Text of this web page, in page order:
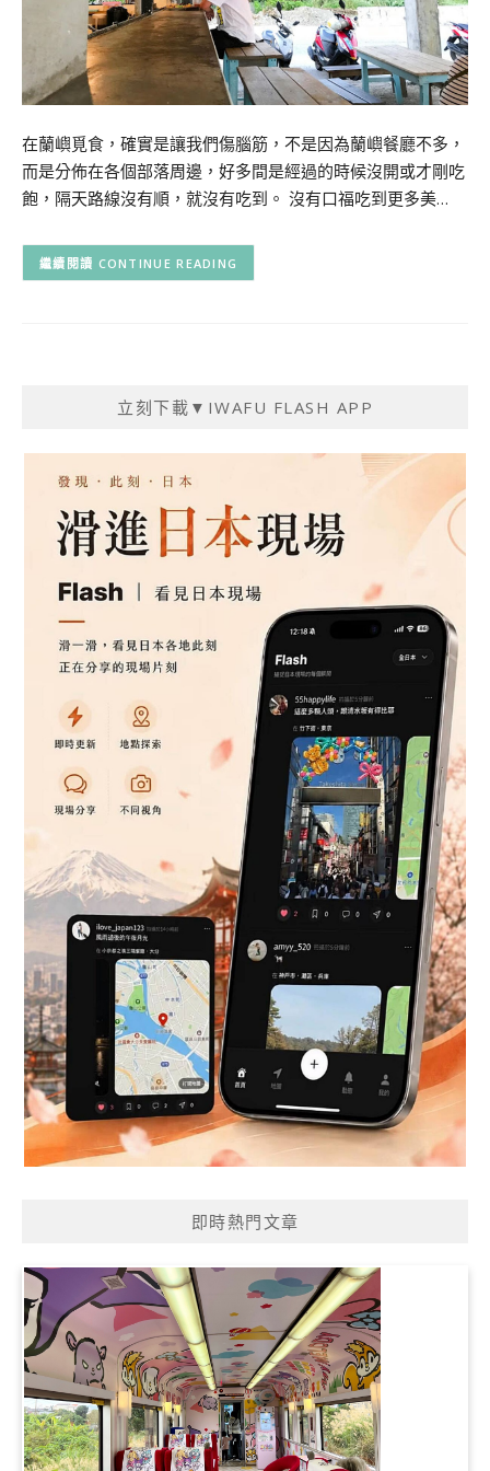
在蘭嶼覓食，確實是讓我們傷腦筋，不是因為蘭嶼餐廳不多，
而是分佈在各個部落周邊，好多間是經過的時候沒開或才剛吃
飽，隔天路線沒有順，就沒有吃到。 沒有口福吃到更多美…
CONTINUE READING
立刻下載▼IWAFU FLASH APP
即時熱門文章